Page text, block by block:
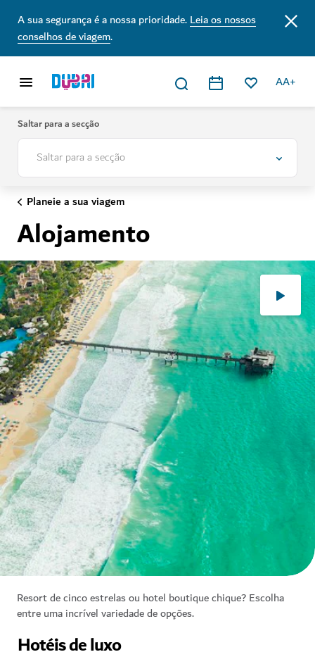
A sua segurança é a nossa prioridade.Leia os nossos
conselhos de viagem.
AA+
Saltar para a secção
Saltar para a secção
Planeie a sua viagem
Alojamento
Resort de cinco estrelas ou hotel boutique chique? Escolha
entre uma incrível variedade de opções.
Hotéis de luxo